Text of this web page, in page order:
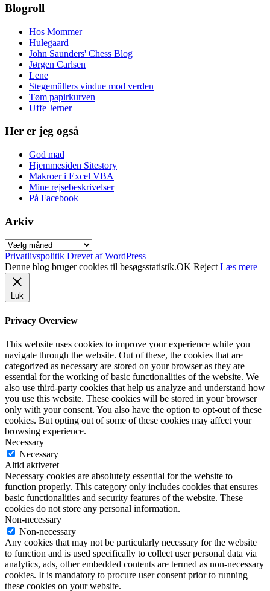
Blogroll
Hos Mommer
Hulegaard
John Saunders' Chess Blog
Jørgen Carlsen
Lene
Stegemüllers vindue mod verden
Tøm papirkurven
Uffe Jerner
Her er jeg også
God mad
Hjemmesiden Sitestory
Makroer i Excel VBA
Mine rejsebeskrivelser
På Facebook
Arkiv
Arkiv
Privatlivspolitik Drevet af WordPress
Denne blog bruger cookies til besøgsstatistik.OK Reject Læs mere
Luk
Privacy Overview
This website uses cookies to improve your experience while you
navigate through the website. Out of these, the cookies that are
categorized as necessary are stored on your browser as they are
essential for the working of basic functionalities of the website. We
also use third-party cookies that help us analyze and understand how
you use this website. These cookies will be stored in your browser
only with your consent. You also have the option to opt-out of these
cookies. But opting out of some of these cookies may affect your
browsing experience.
Necessary
Necessary
Altid aktiveret
Necessary cookies are absolutely essential for the website to
function properly. This category only includes cookies that ensures
basic functionalities and security features of the website. These
cookies do not store any personal information.
Non-necessary
Non-necessary
Any cookies that may not be particularly necessary for the website
to function and is used specifically to collect user personal data via
analytics, ads, other embedded contents are termed as non-necessary
cookies. It is mandatory to procure user consent prior to running
these cookies on your website.